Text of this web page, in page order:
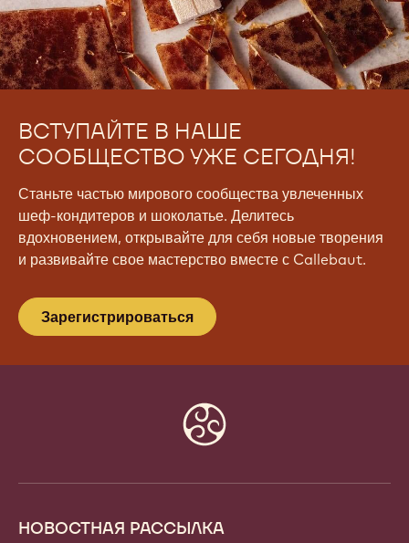
ВСТУПАЙТЕ В НАШЕ
СООБЩЕСТВО УЖЕ СЕГОДНЯ!
Станьте частью мирового сообщества увлеченных
шеф-кондитеров и шоколатье. Делитесь
вдохновением, открывайте для себя новые творения
и развивайте свое мастерство вместе с Callebaut.
Зарегистрироваться
НОВОСТНАЯ РАССЫЛКА